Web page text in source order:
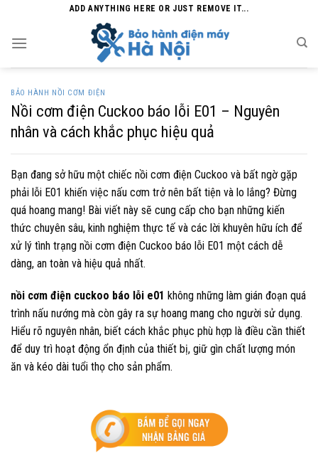
content
ADD ANYTHING HERE OR JUST REMOVE IT...
BẢO HÀNH NỒI CƠM ĐIỆN
Nồi cơm điện Cuckoo báo lỗi E01 – Nguyên
nhân và cách khắc phục hiệu quả
Bạn đang sở hữu một chiếc nồi cơm điện Cuckoo và bất ngờ gặp
phải lỗi E01 khiến việc nấu cơm trở nên bất tiện và lo lắng? Đừng
quá hoang mang! Bài viết này sẽ cung cấp cho bạn những kiến
thức chuyên sâu, kinh nghiệm thực tế và các lời khuyên hữu ích để
xử lý tình trạng nồi cơm điện Cuckoo báo lỗi E01 một cách dễ
dàng, an toàn và hiệu quả nhất.
nồi cơm điện cuckoo báo lỗi e01 không những làm gián đoạn quá
trình nấu nướng mà còn gây ra sự hoang mang cho người sử dụng.
Hiểu rõ nguyên nhân, biết cách khắc phục phù hợp là điều cần thiết
để duy trì hoạt động ổn định của thiết bị, giữ gìn chất lượng món
ăn và kéo dài tuổi thọ cho sản phẩm.